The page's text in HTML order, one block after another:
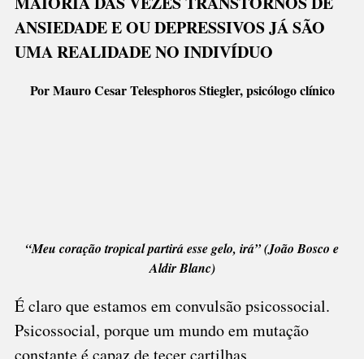
AJUDA
ANSIEDADE E OU DEPRESSIVOS JÁ SÃO
UMA REALIDADE NO INDIVÍDUO
Por Mauro Cesar Telesphoros Stiegler, psicólogo clínico
“Meu coração tropical partirá esse gelo, irá” (João Bosco e
Aldir Blanc)
É claro que estamos em convulsão psicossocial.
Psicossocial, porque um mundo em mutação
constante é capaz de tecer cartilhas